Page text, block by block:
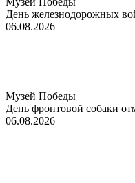
День железнодорожных
06.08.2026
Музей Победы
День фронтовой собаки
06.08.2026